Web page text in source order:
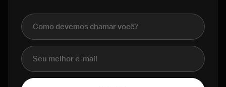
Nome completo
E-mail